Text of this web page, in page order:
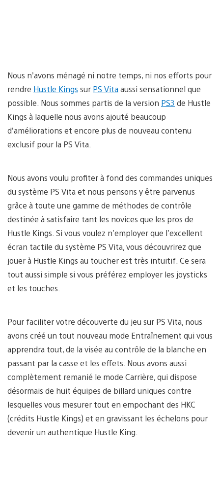
Nous n’avons ménagé ni notre temps, ni nos efforts pour
rendre Hustle Kings sur PS Vitaaussi sensationnel que
possible. Nous sommes partis de la version PS3 de Hustle
Kings à laquelle nous avons ajouté beaucoup
d’améliorations et encore plus de nouveau contenu
exclusif pour la PS Vita.
Nous avons voulu profiter à fond des commandes uniques
du système PS Vita et nous pensons y être parvenus
grâce à toute une gamme de méthodes de contrôle
destinée à satisfaire tant les novices que les pros de
Hustle Kings. Si vous voulez n’employer que l’excellent
écran tactile du système PS Vita, vous découvrirez que
jouer à Hustle Kings au toucher est très intuitif. Ce sera
tout aussi simple si vous préférez employer les joysticks
et les touches.
Pour faciliter votre découverte du jeu sur PS Vita, nous
avons créé un tout nouveau mode Entraînement qui vous
apprendra tout, de la visée au contrôle de la blanche en
passant par la casse et les effets. Nous avons aussi
complètement remanié le mode Carrière, qui dispose
désormais de huit équipes de billard uniques contre
lesquelles vous mesurer tout en empochant des HKC
(crédits Hustle Kings) et en gravissant les échelons pour
devenir un authentique Hustle King.